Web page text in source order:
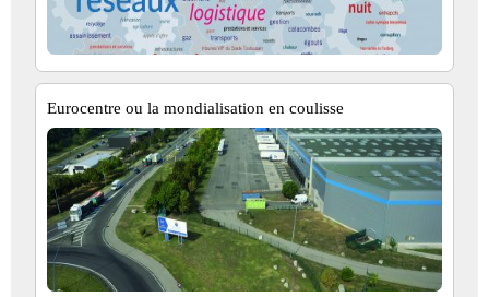
Eurocentre ou la mondialisation en coulisse